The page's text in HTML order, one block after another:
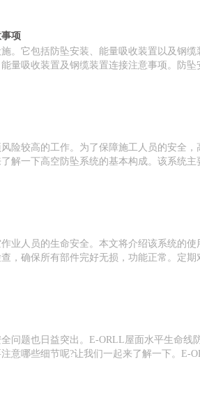
项
。它包括防坠安装、能量吸收装置以及钢
量吸收装置及钢缆装置连接注意事项。防
险较高的工作。为了保障施工人员的安全
解一下高空防坠系统的基本构成。该系统
业人员的生命安全。本文将介绍该系统的
，确保所有部件完好无损，功能正常。定
问题也日益突出。E-ORLL屋面水平生命
意哪些细节呢?让我们一起来了解一下。E-